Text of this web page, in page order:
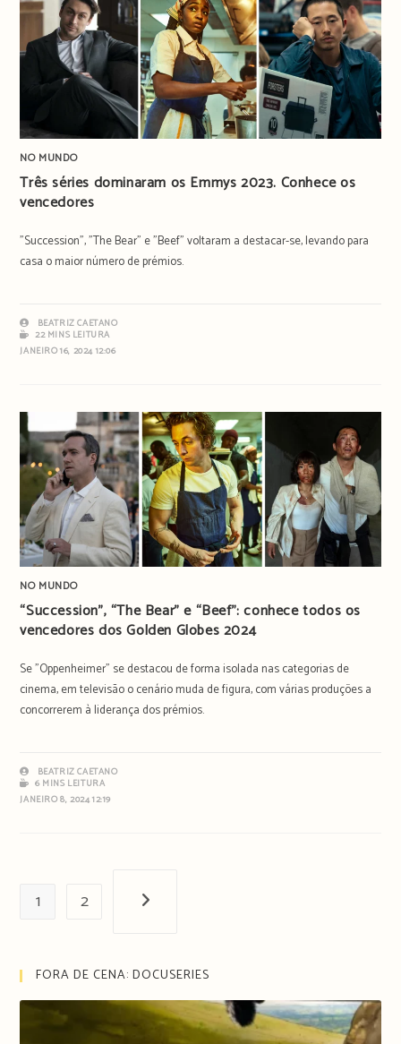
NO MUNDO
Três séries dominaram os Emmys 2023. Conhece os
vencedores
"Succession", "The Bear" e "Beef" voltaram a destacar-se, levando para
casa o maior número de prémios.
BEATRIZ CAETANO
22 MINS LEITURA
JANEIRO 16, 2024 12:06
NO MUNDO
“Succession”, “The Bear” e “Beef”: conhece todos os
vencedores dos Golden Globes 2024
Se "Oppenheimer" se destacou de forma isolada nas categorias de
cinema, em televisão o cenário muda de figura, com várias produções a
concorrerem à liderança dos prémios.
BEATRIZ CAETANO
6 MINS LEITURA
JANEIRO 8, 2024 12:19
1 2 Próxima página
FORA DE CENA: DOCUSERIES